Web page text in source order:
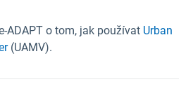
ADAPT o tom, jak používat Urban
(UAMV).